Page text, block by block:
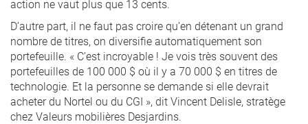
action ne vaut plus que 13 cents.
D’autre part, il ne faut pas croire qu’en détenant un grand
nombre de titres, on diversifie automatiquement son
portefeuille. « C’est incroyable ! Je vois très souvent des
portefeuilles de 100 000 $ où il y a 70 000 $ en titres de
technologie. Et la personne se demande si elle devrait
acheter du Nortel ou du CGI », dit Vincent Delisle, stratège
chez Valeurs mobilières Desjardins.